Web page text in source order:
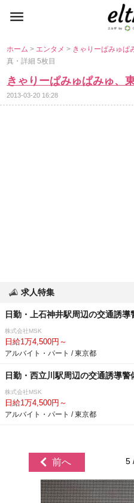
ホーム> エンタメ> きゃりーぱみゅぱ
真・詳細 5枚目
きゃりーぱみゅぱみゅ、
2013-03-20 16:28
求人特集
日勤・上石神井駅周辺の交通誘
株式会社MSK
日給1万4,500円～
アルバイト・パート / 東京都
日勤・西立川駅周辺の交通誘導
株式会社MSK
日給1万4,500円～
アルバイト・パート / 東京都
前へ 5